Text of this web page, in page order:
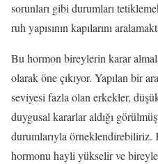
sorunları gibi durumları
ruh yapısının kapılarını
Bu hormon bireylerin karar
olarak öne çıkıyor. Yapılan bir
seviyesi fazla olan erkekler,
duygusal kararlar aldığı
durumlarıyla örneklendirebiliriz.
hormonu hayli yükselir ve